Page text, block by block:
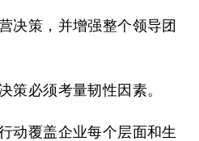
决策，并增强整个领导团
策必须考量韧性因素。
动覆盖企业每个层面和生